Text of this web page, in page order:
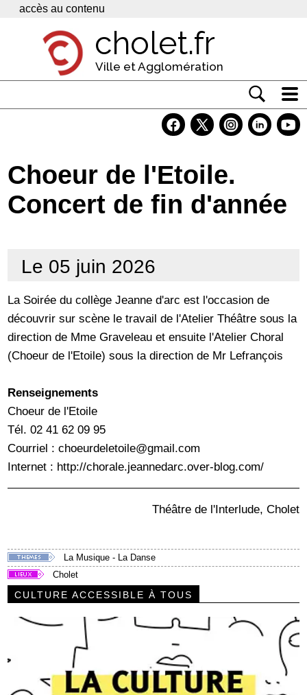
Panneau de gestion des cookies
accès au contenu
cholet.fr
Ville et Agglomération
Economie
Services
Choeur de l'Etoile.
Concert de fin d'année
Le 05 juin 2026
La Soirée du collège Jeanne d'arc est l'occasion de
découvrir sur scène le travail de l'Atelier Théâtre sous la
direction de Mme Graveleau et ensuite l'Atelier Choral
(Choeur de l'Etoile) sous la direction de Mr Lefrançois
Renseignements
Choeur de l'Etoile
Tél. 02 41 62 09 95
Courriel : choeurdeletoile@gmail.com
Internet : http://chorale.jeannedarc.over-blog.com/
Théâtre de l'Interlude, Cholet
La Musique - La Danse
Cholet
CULTURE ACCESSIBLE À TOUS